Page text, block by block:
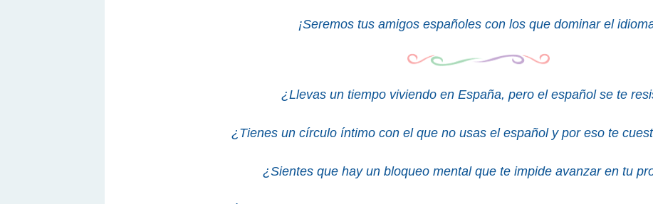
¡Seremos tus amigos españoles con los que dominar el
¿Llevas un tiempo viviendo en España, pero el español se te
¿Tienes un círculo íntimo con el que no usas el español y por eso te
¿Sientes que hay un bloqueo mental que te impide avanzar en tu